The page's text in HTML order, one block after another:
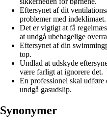
Eftersynet af dit
problemer med indeklimaet.
Det er vigtigt at få
at undgå ubehagelige
Eftersynet af din
top.
Undlad at udskyde
være farligt at ignorere det.
En professionel skal
undgå gasudslip.
Synonymer